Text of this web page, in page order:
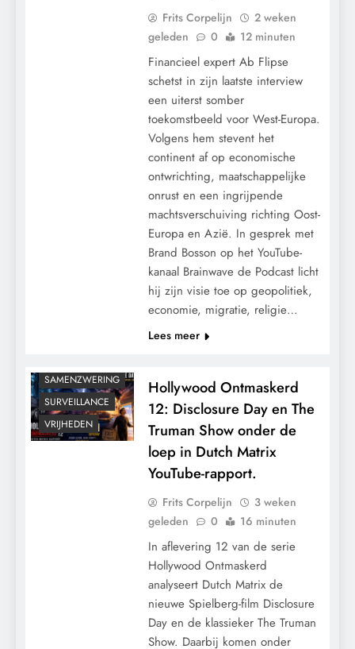
Frits Corpelijn
2 weken
geleden
0 12 minuten
Financieel expert Ab Flipse
schetst in zijn laatste interview
een uiterst somber
toekomstbeeld voor West-Europa.
Volgens hem stevent het
continent af op economische
ontwrichting, maatschappelijke
onrust en een ingrijpende
machtsverschuiving richting Oost-
Europa en Azië. In gesprek met
Brand Bosson op het YouTube-
kanaal Brainwave de Podcast licht
hij zijn visie toe op geopolitiek,
economie, migratie, religie…
Lees meer
SAMENZWERING
SURVEILLANCE
VRIJHEDEN
Hollywood Ontmaskerd
12: Disclosure Day en The
Truman Show onder de
loep in Dutch Matrix
YouTube-rapport.
Frits Corpelijn
3 weken
geleden
0 16 minuten
In aflevering 12 van de serie
Hollywood Ontmaskerd
analyseert Dutch Matrix de
nieuwe Spielberg-film Disclosure
Day en de klassieker The Truman
Show. Daarbij komen onder